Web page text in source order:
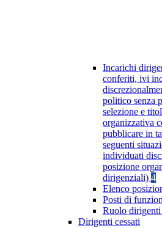
Incarichi
conferiti, ivi
politico senza
selezione e
organizzativa
pubblicare in
seguenti
individuati
posizione
dirigenziali) 4
Elenco
Posti di
Ruolo dirigenti
Dirigenti cessati